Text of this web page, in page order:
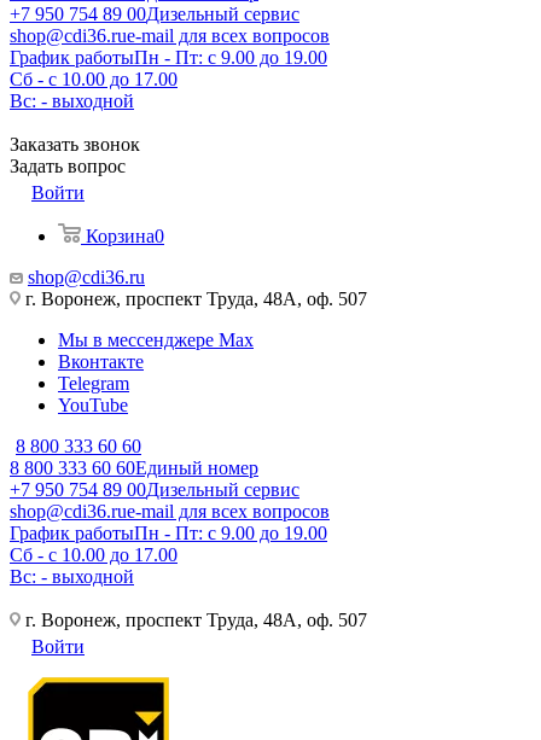
+7 950 754 89 00Дизельный сервис
shop@cdi36.rue-mail для всех вопросов
График работыПн - Пт: с 9.00 до 19.00
Сб - с 10.00 до 17.00
Вс: - выходной
Заказать звонок
Задать вопрос
Войти
Корзина0
shop@cdi36.ru
г. Воронеж, проспект Труда, 48А, оф. 507
Мы в мессенджере Max
Вконтакте
Telegram
YouTube
8 800 333 60 60
8 800 333 60 60Единый номер
+7 950 754 89 00Дизельный сервис
shop@cdi36.rue-mail для всех вопросов
График работыПн - Пт: с 9.00 до 19.00
Сб - с 10.00 до 17.00
Вс: - выходной
г. Воронеж, проспект Труда, 48А, оф. 507
Войти